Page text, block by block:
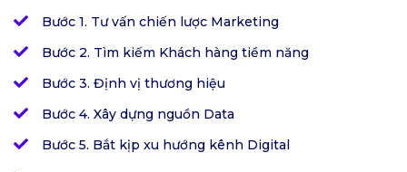
Bước 1. Tư vấn chiến lược Marketing
Bước 2. Tìm kiếm Khách hàng tiềm năng
Bước 3. Định vị thương hiệu
Bước 4. Xây dựng nguồn Data
Bước 5. Bắt kịp xu hướng kênh Digital